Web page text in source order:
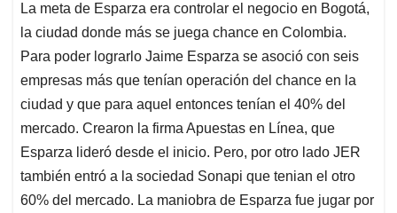
La meta de Esparza era controlar el negocio en Bogotá,
la ciudad donde más se juega chance en Colombia.
Para poder lograrlo Jaime Esparza se asoció con seis
empresas más que tenían operación del chance en la
ciudad y que para aquel entonces tenían el 40% del
mercado. Crearon la firma Apuestas en Línea, que
Esparza lideró desde el inicio. Pero, por otro lado JER
también entró a la sociedad Sonapi que tenian el otro
60% del mercado. La maniobra de Esparza fue jugar por